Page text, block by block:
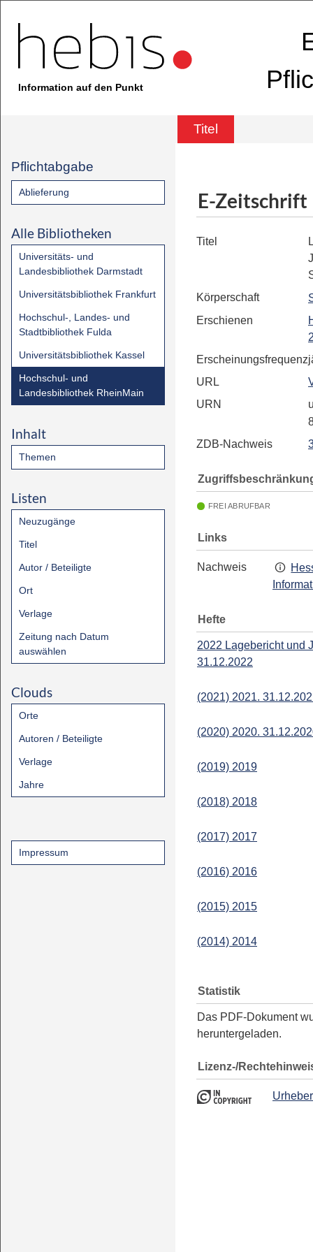
Information auf den Punkt
Titel
Pflichtabgabe
Ablieferung
Alle Bibliotheken
Universitäts- und
Landesbibliothek Darmstadt
Universitätsbibliothek Frankfurt
Hochschul-, Landes- und
Stadtbibliothek Fulda
Universitätsbibliothek Kassel
Hochschul- und
Landesbibliothek RheinMain
Inhalt
Themen
Listen
Neuzugänge
Titel
Autor / Beteiligte
Ort
Verlage
Zeitung nach Datum
auswählen
Clouds
Orte
Autoren / Beteiligte
Verlage
Jahre
Impressum
E-Zeitschrift
Titel
Körperschaft
Erschienen
Erscheinungsfrequenz
URL
URN
ZDB-Nachweis
FREI ABRUFBAR
Links
Nachweis
Hefte
2022 Lagebericht und
31.12.2022
(2021) 2021.
(2020) 2020.
(2019) 2019
(2018) 2018
(2017) 2017
(2016) 2016
(2015) 2015
(2014) 2014
Statistik
Das PDF-Dokument
heruntergeladen.
Lizenz-/